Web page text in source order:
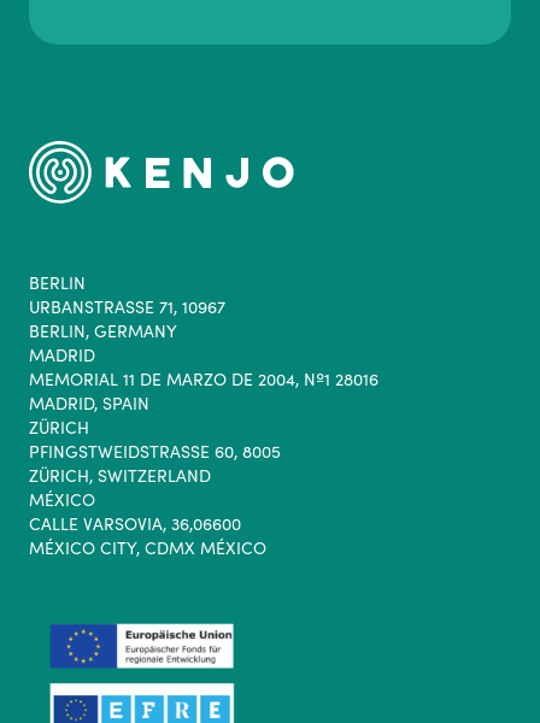
BERLIN
URBANSTRASSE 71, 10967
BERLIN, GERMANY
MADRID
MEMORIAL 11 DE MARZO DE 2004, Nº1 28016
MADRID, SPAIN
ZÜRICH
PFINGSTWEIDSTRASSE 60, 8005
ZÜRICH, SWITZERLAND
MÉXICO
CALLE VARSOVIA, 36,06600
MÉXICO CITY, CDMX MÉXICO